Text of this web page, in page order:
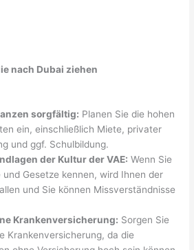
nach Dubai ziehen
sorgfältig: Planen Sie die hohen
ein, einschließlich Miete, privater
und ggf. Schulbildung.
der Kultur der VAE: Wenn Sie
Gesetze kennen, wird Ihnen der
und Sie können Missverständnisse
Krankenversicherung: Sorgen Sie
Krankenversicherung, da die